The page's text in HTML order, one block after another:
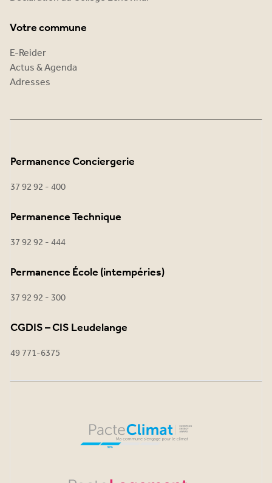
Votre commune
E-Reider
Actus & Agenda
Adresses
Permanence Conciergerie
37 92 92 - 400
Permanence Technique
37 92 92 - 444
Permanence École (intempéries)
37 92 92 - 300
CGDIS – CIS Leudelange
49 771-6375